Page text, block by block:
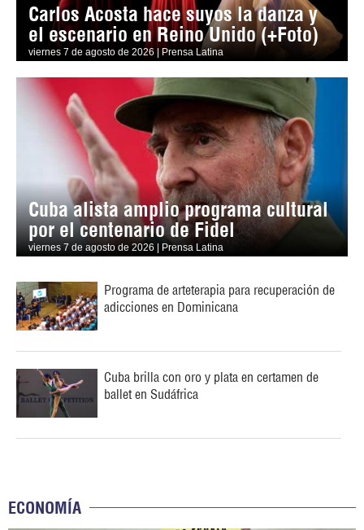
Carlos Acosta hace suyos la danza y
el escenario en Reino Unido (+Foto)
viernes 7 de agosto de 2026 | Prensa Latina
Cuba alista amplio programa cultural
por el centenario de Fidel
viernes 7 de agosto de 2026 | Prensa Latina
Programa de arteterapia para recuperación de
adicciones en Dominicana
Cuba brilla con oro y plata en certamen de
ballet en Sudáfrica
ECONOMÍA